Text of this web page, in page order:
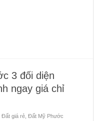
3 đối diện
ngay giá chỉ
,Đất giá rẻ ,Đất Mỹ Phước